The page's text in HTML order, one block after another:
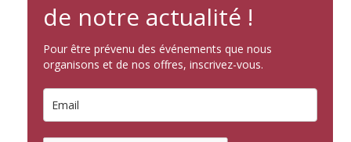
de notre actualité !
Pour être prévenu des événements que nous
organisons et de nos offres, inscrivez-vous.